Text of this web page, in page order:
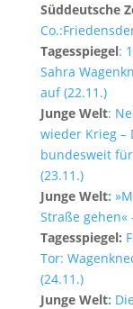
Süddeutsche
Tagesspiegel:
Sahra
auf (22.11.)
Junge Welt:
wieder Krieg –
bundesweit
(23.11.)
Junge Welt:
Straße gehen«
Tagesspiegel:
Tor:
(24.11.)
Junge Welt: